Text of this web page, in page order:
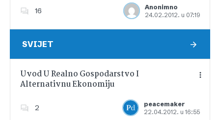
16
Anonimno
24.02.2012. u 07:19
Dodajte u favorite
SVIJET
Uvod U Realno Gospodarstvo I
Alternativnu Ekonomiju
2
peacemaker
22.04.2012. u 16:55
Dodajte u favorite